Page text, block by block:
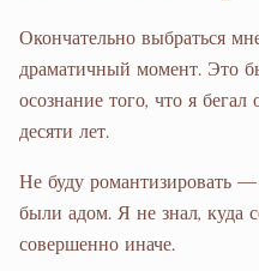
Окончательно выбраться
драматичный момент. Это
осознание того, что я
десяти лет.
Не буду романтизировать
были адом. Я не знал, куда
совершенно иначе.